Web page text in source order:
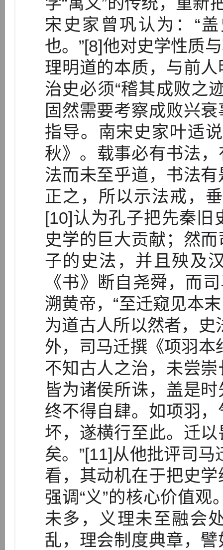
宋史家曾巩认为：“
也。”[8]他对史学性质
理明道的本质，与前
治史必须“稽其成败之
固然需要考察成败兴
指导。南宋史家叶适
秋》。载事必有书法
法而未至乎道，书法
正之，所以示法戒，
[10]认为孔子把先秦旧
史学的巨大贡献；然
子的史法，并且殃及
《书》断自尧舜，而
溯黄帝，“至迁窥见本
为道古人所以然者，史
外，司马迁撰《项羽本
不知古人之治，未尝
皆为诸侯所诛，盖是
终不得自肆。如项羽
坏，遂横行至此。迁
矣。”[11]从他批评司马
看，其动机在于把史
强调“义”的核心价值观
未多，义理未至融会
乱，理会制度典章，